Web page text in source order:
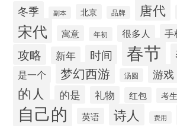
冬季 副本 北京 品牌 唐代
宋代 寓意 年初 很多人 手
攻略 新年 时间 春节
是一个 梦幻西游 汤圆 游戏
的人 的是 礼物 红包 考生
自己的 英语 诗人 费用